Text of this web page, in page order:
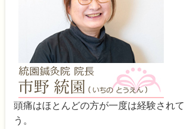
頭痛はほとんどの方が一度は経験され
う。